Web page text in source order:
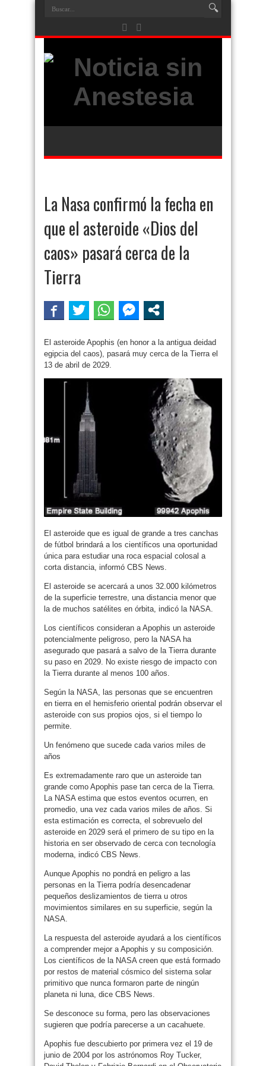
La Nasa confirmó la fecha en
que el asteroide «Dios del
caos» pasará cerca de la
Tierra
El asteroide Apophis (en honor a la antigua deidad
egipcia del caos), pasará muy cerca de la Tierra el
13 de abril de 2029.
El asteroide que es igual de grande a tres canchas
de fútbol brindará a los científicos una oportunidad
única para estudiar una roca espacial colosal a
corta distancia, informó CBS News.
El asteroide se acercará a unos 32.000 kilómetros
de la superficie terrestre, una distancia menor que
la de muchos satélites en órbita, indicó la NASA.
Los científicos consideran a Apophis un asteroide
potencialmente peligroso, pero la NASA ha
asegurado que pasará a salvo de la Tierra durante
su paso en 2029. No existe riesgo de impacto con
la Tierra durante al menos 100 años.
Según la NASA, las personas que se encuentren
en tierra en el hemisferio oriental podrán observar el
asteroide con sus propios ojos, si el tiempo lo
permite.
Un fenómeno que sucede cada varios miles de
años
Es extremadamente raro que un asteroide tan
grande como Apophis pase tan cerca de la Tierra.
La NASA estima que estos eventos ocurren, en
promedio, una vez cada varios miles de años. Si
esta estimación es correcta, el sobrevuelo del
asteroide en 2029 será el primero de su tipo en la
historia en ser observado de cerca con tecnología
moderna, indicó CBS News.
Aunque Apophis no pondrá en peligro a las
personas en la Tierra podría desencadenar
pequeños deslizamientos de tierra u otros
movimientos similares en su superficie, según la
NASA.
La respuesta del asteroide ayudará a los científicos
a comprender mejor a Apophis y su composición.
Los científicos de la NASA creen que está formado
por restos de material cósmico del sistema solar
primitivo que nunca formaron parte de ningún
planeta ni luna, dice CBS News.
Se desconoce su forma, pero las observaciones
sugieren que podría parecerse a un cacahuete.
Apophis fue descubierto por primera vez el 19 de
junio de 2004 por los astrónomos Roy Tucker,